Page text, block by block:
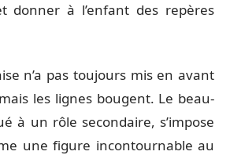
donner à l’enfant des repères
n’a pas toujours mis en avant
les lignes bougent. Le beau-
à un rôle secondaire, s’impose
une figure incontournable au